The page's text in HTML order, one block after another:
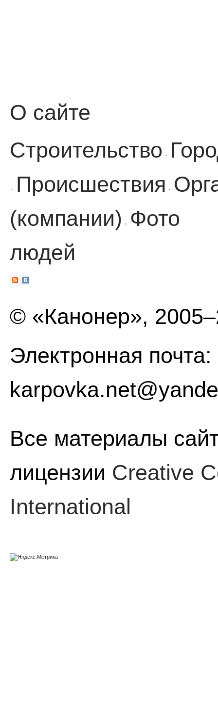
О сайте
Строительство ·
· Происшествия ·
(компании)
·
Фото
людей
© «Канонер»,
Электронная почта:
Все материалы
лицензии Creative
International